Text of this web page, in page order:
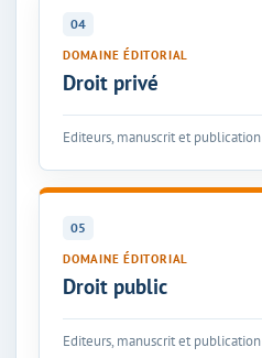
04
DOMAINE ÉDITORIAL
Droit privé
Editeurs, manuscrit et publication
05
DOMAINE ÉDITORIAL
Droit public
Editeurs, manuscrit et publication